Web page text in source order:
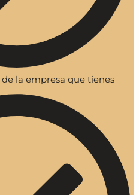
de la empresa que tienes